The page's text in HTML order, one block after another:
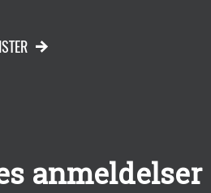
anmeldelser